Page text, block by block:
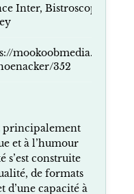
Inter, Bistroscopie,
mookoobmedia.com/
352
principalement
et à l’humour
s’est construite
de formats
d’une capacité à